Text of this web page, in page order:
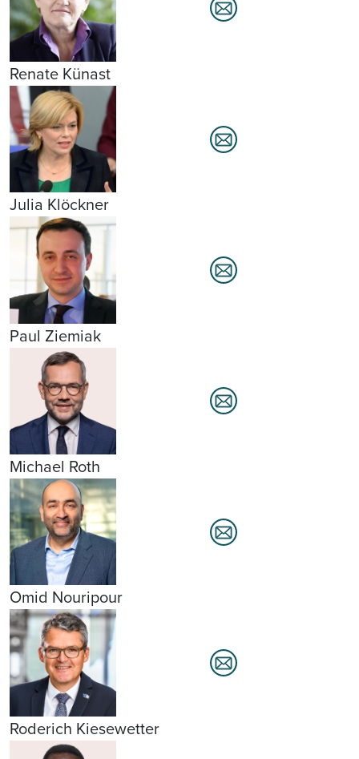
Renate Künast
Julia Klöckner
Paul Ziemiak
Michael Roth
Omid Nouripour
Roderich Kiesewetter